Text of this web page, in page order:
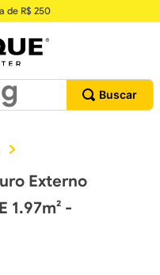
de R$ 250
Externo
1.97m² -